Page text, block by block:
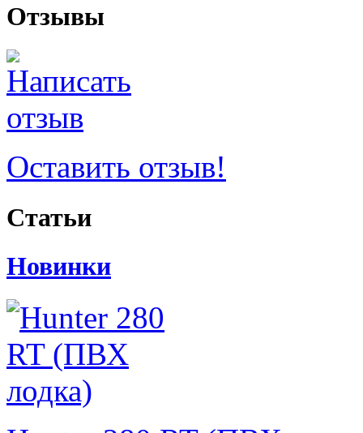
Отзывы
Оставить отзыв!
Статьи
Новинки